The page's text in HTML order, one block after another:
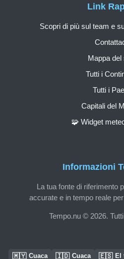
Informazioni
La tua fonte di riferimento
accurate e in tempo reale
Tempo.nu © 2026.
Link
Scopri di più sul team e
Mappa del
Tutti i
Tutti i
Capitali del
🧩 Widget
🇲🇾 Cuaca 🇮🇩 Cuaca 🇪🇸 El